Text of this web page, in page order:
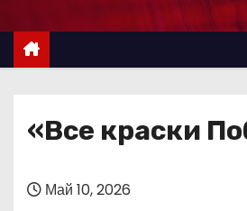
ж
«Все краски
Май 10, 2026